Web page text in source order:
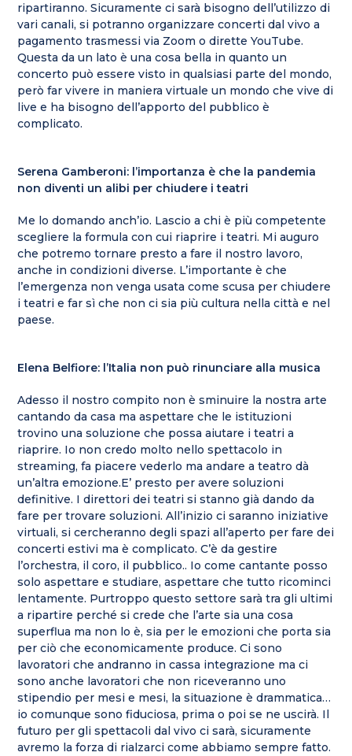
ripartiranno. Sicuramente ci sarà bisogno dell’utilizzo di
vari canali, si potranno organizzare concerti dal vivo a
pagamento trasmessi via Zoom o dirette YouTube.
Questa da un lato è una cosa bella in quanto un
concerto può essere visto in qualsiasi parte del mondo,
però far vivere in maniera virtuale un mondo che vive di
live e ha bisogno dell’apporto del pubblico è
complicato.
Serena Gamberoni: l’importanza è che la pandemia
non diventi un alibi per chiudere i teatri
Me lo domando anch’io. Lascio a chi è più competente
scegliere la formula con cui riaprire i teatri. Mi auguro
che potremo tornare presto a fare il nostro lavoro,
anche in condizioni diverse. L’importante è che
l’emergenza non venga usata come scusa per chiudere
i teatri e far sì che non ci sia più cultura nella città e nel
paese.
Elena Belfiore: l’Italia non può rinunciare alla musica
Adesso il nostro compito non è sminuire la nostra arte
cantando da casa ma aspettare che le istituzioni
trovino una soluzione che possa aiutare i teatri a
riaprire. Io non credo molto nello spettacolo in
streaming, fa piacere vederlo ma andare a teatro dà
un’altra emozione.E’ presto per avere soluzioni
definitive. I direttori dei teatri si stanno già dando da
fare per trovare soluzioni. All’inizio ci saranno iniziative
virtuali, si cercheranno degli spazi all’aperto per fare dei
concerti estivi ma è complicato. C’è da gestire
l’orchestra, il coro, il pubblico.. Io come cantante posso
solo aspettare e studiare, aspettare che tutto ricominci
lentamente. Purtroppo questo settore sarà tra gli ultimi
a ripartire perché si crede che l’arte sia una cosa
superflua ma non lo è, sia per le emozioni che porta sia
per ciò che economicamente produce. Ci sono
lavoratori che andranno in cassa integrazione ma ci
sono anche lavoratori che non riceveranno uno
stipendio per mesi e mesi, la situazione è drammatica…
io comunque sono fiduciosa, prima o poi se ne uscirà. Il
futuro per gli spettacoli dal vivo ci sarà, sicuramente
avremo la forza di rialzarci come abbiamo sempre fatto.